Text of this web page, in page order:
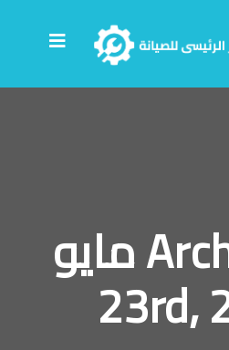
Archive for مايو
23rd,